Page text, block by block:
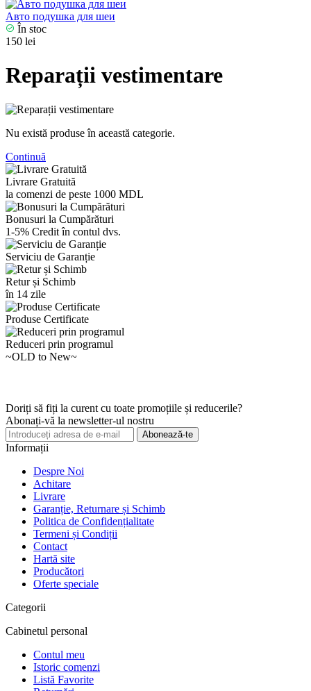
Авто подушка для шеи
În stoc
150 lei
Reparații vestimentare
Nu există produse în această categorie.
Continuă
Livrare Gratuită
la comenzi de peste 1000 MDL
Bonusuri la Cumpărături
1-5% Credit în contul dvs.
Serviciu de Garanție
Retur și Schimb
în 14 zile
Produse Certificate
Reduceri prin programul
~OLD to New~
Doriți să fiți la curent cu toate promoțiile și reducerile?
Abonați-vă la newsletter-ul nostru
Abonează-te
Informații
Despre Noi
Achitare
Livrare
Garanție, Returnare și Schimb
Politica de Confidențialitate
Termeni și Condiții
Contact
Hartă site
Producători
Oferte speciale
Categorii
Cabinetul personal
Contul meu
Istoric comenzi
Listă Favorite